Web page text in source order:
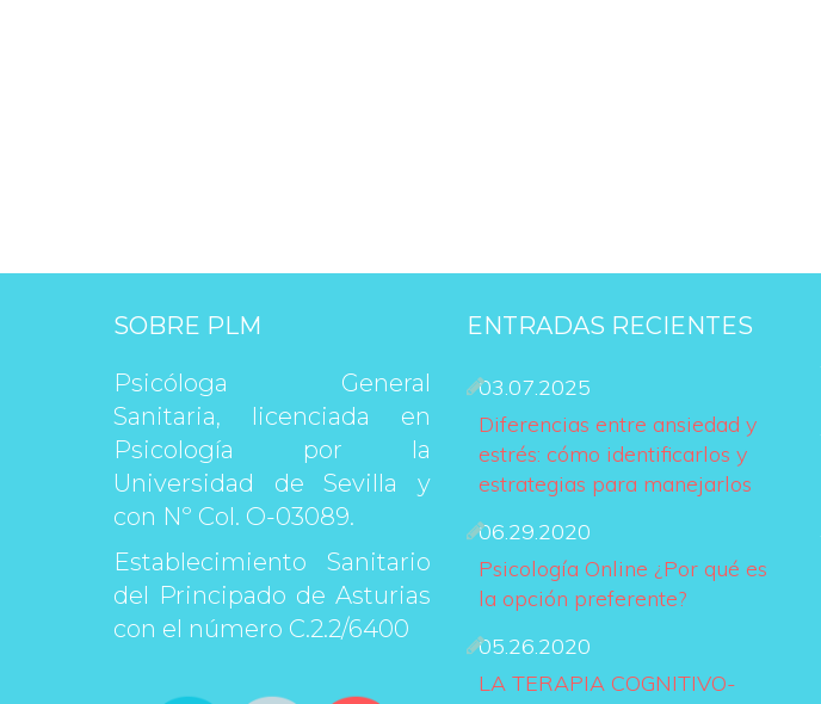
SOBRE PLM
Psicóloga General
Sanitaria, licenciada en
Psicología por la
Universidad de Sevilla y
con Nº Col. O-03089.
Establecimiento Sanitario
del Principado de Asturias
con el número C.2.2/6400
ENTRADAS RECIENTES
03.07.2025
Diferencias entre ansiedad y
estrés: cómo identificarlos y
estrategias para manejarlo
06.29.2020
Psicología Online ¿Por qué es
la opción preferente?
05.26.2020
LA TERAPIA COGNITIVO-